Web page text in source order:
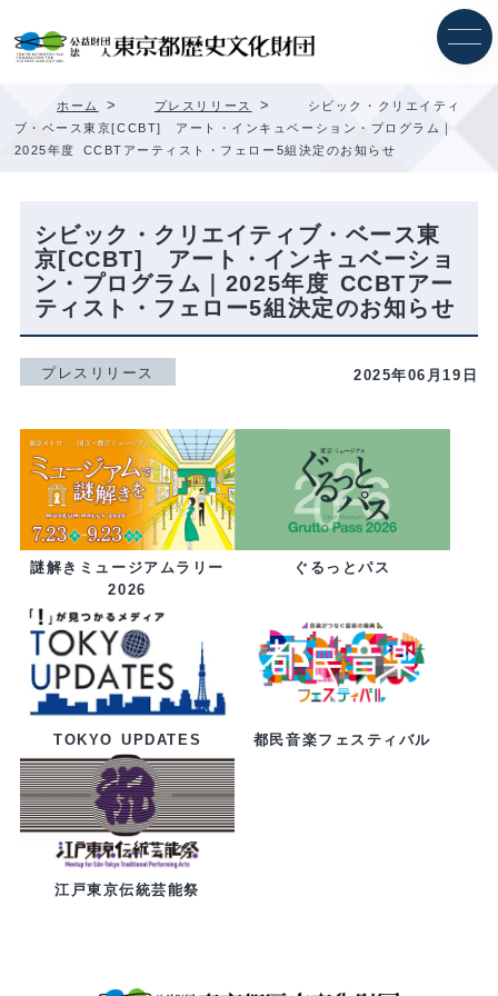
プ
ホーム > プレスリリース >
シビック・クリエイティ
ブ・ベース東京[CCBT] アート・インキュベーション・プログラム｜
2025年度 CCBTアーティスト・フェロー5組決定のお知らせ
シビック・クリエイティブ・ベース東
京[CCBT] アート・インキュベーショ
ン・プログラム｜2025年度 CCBTアー
ティスト・フェロー5組決定のお知らせ
プレスリリース 2025年06月19日
謎解きミュージアムラリー
2026
ぐるっとパス
TOKYO UPDATES 都民音楽フェスティバル
江戸東京伝統芸能祭